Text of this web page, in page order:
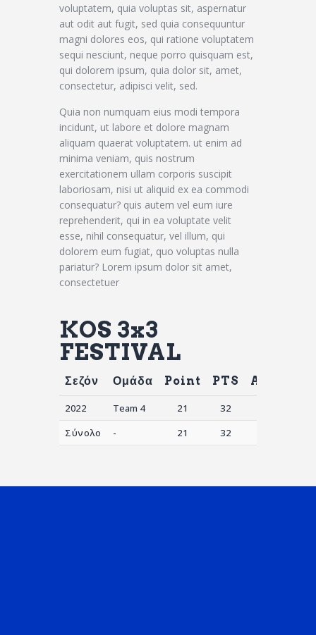
voluptatem, quia voluptas sit, aspernatur
aut odit aut fugit, sed quia consequuntur
magni dolores eos, qui ratione voluptatem
sequi nesciunt, neque porro quisquam est,
qui dolorem ipsum, quia dolor sit, amet,
consectetur, adipisci velit, sed.
Quia non numquam eius modi tempora
incidunt, ut labore et dolore magnam
aliquam quaerat voluptatem. ut enim ad
minima veniam, quis nostrum
exercitationem ullam corporis suscipit
laboriosam, nisi ut aliquid ex ea commodi
consequatur? quis autem vel eum iure
reprehenderit, qui in ea voluptate velit
esse, nihil consequatur, vel illum, qui
dolorem eum fugiat, quo voluptas nulla
pariatur? Lorem ipsum dolor sit amet,
consectetuer
KOS 3x3
FESTIVAL
Σεζόν Ομάδα Point PTS AST
2022 Team 4 21 32
Σύνολο
- 21 32